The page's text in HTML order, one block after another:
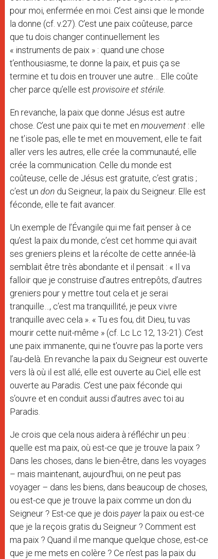
pour moi, enfermée en moi. C’est ainsi que le monde
la donne (cf. v.27). C’est une paix coûteuse, parce
que tu dois changer continuellement les
« instruments de paix » : quand une chose
t’enthousiasme, te donne la paix, et puis ça se
termine et tu dois en trouver une autre… Elle coûte
cher parce qu’elle est provisoire et stérile.
En revanche, la paix que donne Jésus est autre
chose. C’est une paix qui te met en mouvement : elle
ne t’isole pas, elle te met en mouvement, elle te fait
aller vers les autres, elle crée la communauté, elle
crée la communication. Celle du monde est
coûteuse, celle de Jésus est gratuite, c’est gratis ;
c’est un don du Seigneur, la paix du Seigneur. Elle est
féconde, elle te fait avancer.
Un exemple de l’Évangile qui me fait penser à ce
qu’est la paix du monde, c’est cet homme qui avait
ses greniers pleins et la récolte de cette année-là
semblait être très abondante et il pensait : « Il va
falloir que je construise d’autres entrepôts, d’autres
greniers pour y mettre tout cela et je serai
tranquille…, c’est ma tranquillité, je peux vivre
tranquille avec cela ». « Tu es fou, dit Dieu, tu vas
mourir cette nuit-même » (cf. Lc Lc 12, 13-21). C’est
une paix immanente, qui ne t’ouvre pas la porte vers
l’au-delà. En revanche la paix du Seigneur est ouverte
vers là où il est allé, elle est ouverte au Ciel, elle est
ouverte au Paradis. C’est une paix féconde qui
s’ouvre et en conduit aussi d’autres avec toi au
Paradis.
Je crois que cela nous aidera à réfléchir un peu :
quelle est ma paix, où est-ce que je trouve la paix ?
Dans les choses, dans le bien-être, dans les voyages
– mais maintenant, aujourd’hui, on ne peut pas
voyager – dans les biens, dans beaucoup de choses,
ou est-ce que je trouve la paix comme un don du
Seigneur ? Est-ce que je dois payerla paix ou est-ce
que je la reçois gratis du Seigneur ? Comment est
ma paix ? Quand il me manque quelque chose, est-ce
que je me mets en colère ? Ce n’est pas la paix du